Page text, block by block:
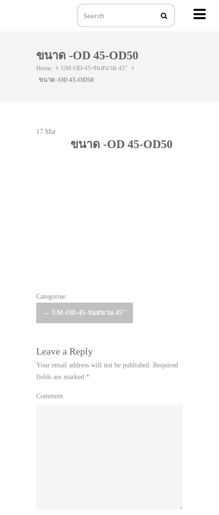
ขนาด -OD 45-OD50
Home
UM-OD-45-ร่มสนาม 45″
ขนาด -OD 45-OD50
17 Mar
ขนาด -OD 45-OD50
Categorise:
Post
← UM-OD-45-ร่มสนาม 45″
Leave a Reply
Your email address will not be published. Required
fields are marked *
Comment